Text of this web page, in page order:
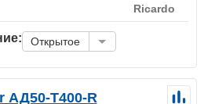
Ricardo
Открытое
АД50-Т400-R